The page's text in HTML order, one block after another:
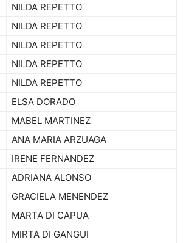
NILDA REPETTO
NILDA REPETTO
NILDA REPETTO
NILDA REPETTO
NILDA REPETTO
ELSA DORADO
MABEL MARTINEZ
ANA MARIA ARZUAGA
IRENE FERNANDEZ
ADRIANA ALONSO
GRACIELA MENENDEZ
MARTA DI CAPUA
MIRTA DI GANGUI